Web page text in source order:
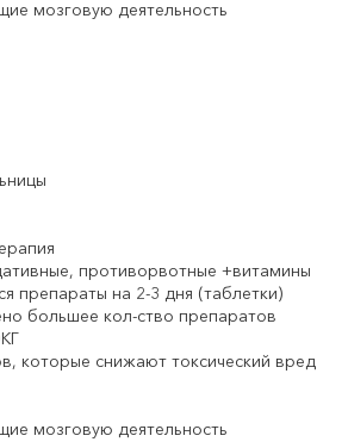
мозговую деятельность
противорвотные +витамины
препараты на 2-3 дня (таблетки)
большее кол-ство препаратов
которые снижают токсический вред
мозговую деятельность